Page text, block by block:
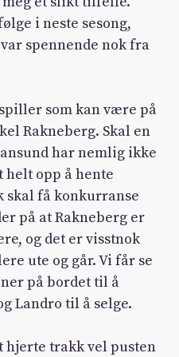
i neste sesong,
spennende nok fra
som kan være på
Rakneberg. Skal en
har nemlig ikke
opp å hente
skal få konkurranse
på at Rakneberg er
og det er visstnok
ute og går. Vi får se
på bordet til å
Landro til å selge.
hjerte trakk vel pusten